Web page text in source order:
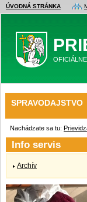
ÚVODNÁ STRÁNKA
SPRAVODAJSTVO
Nachádzate sa tu:
Info servis
Archív